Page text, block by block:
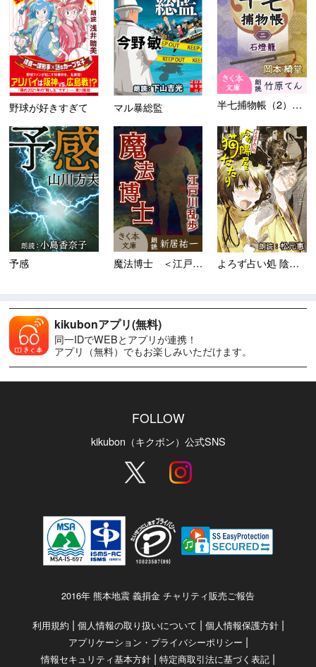
野球が好きすぎて マル暴総監 半七捕物帳（2）石燈籠
予感 魔法博士 ＜江戸川乱歩「名探... よろず占い処 陰陽屋猫たた...
kikubonアプリ(無料)
同一IDでWEBとアプリが連携！
アプリ（無料）でもお楽しみいただけます。
FOLLOW
kikubon（キクボン）公式SNS
2016年 熊本地震 義捐金 チャリティ販売ご報告
利用規約 | 個人情報の取り扱いについて | 個人情報保護方針|
アプリケーション・プライバシーポリシー |
情報セキュリティ基本方針 | 特定商取引法に基づく表記 |